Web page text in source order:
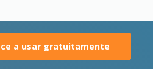
a usar gratuitamente